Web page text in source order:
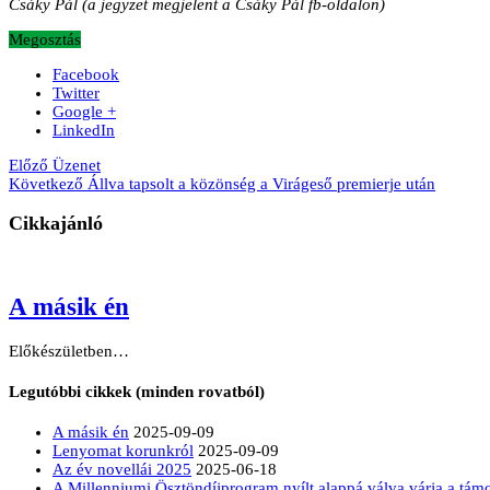
Csáky Pál (a jegyzet megjelent a Csáky Pál fb-oldalon)
Megosztás
Facebook
Twitter
Google +
LinkedIn
Előző Üzenet
Következő Állva tapsolt a közönség a Virágeső premierje után
Cikkajánló
A másik én
Előkészületben…
Legutóbbi cikkek (minden rovatból)
A másik én 2025-09-09
Lenyomat korunkról 2025-09-09
Az év novellái 2025 2025-06-18